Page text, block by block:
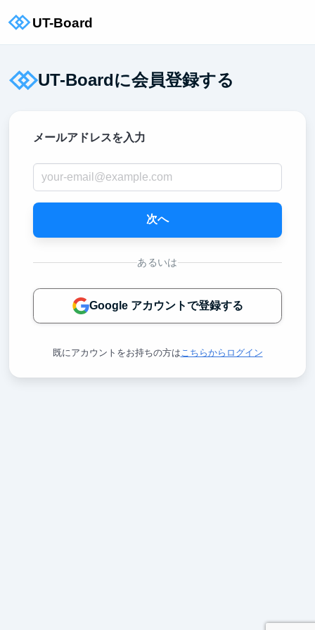
UT-Boardに会員登録する
メールアドレスを入力
次へ
あるいは
Google アカウントで登録する
既にアカウントをお持ちの方は こちらからログイン